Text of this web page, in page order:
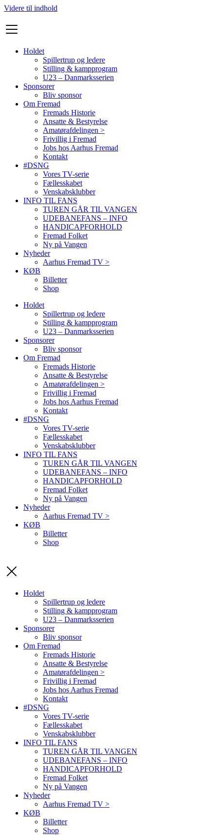
Videre til indhold
Holdet
Spillertrup og ledere
Stilling & kampprogram
U23 – Danmarksserien
Sponsorer
Bliv sponsor
Om Fremad
Fremads Historie
Ansatte & Bestyrelse
Amatørafdelingen >
Frivillig i Fremad
Jobs hos Aarhus Fremad
Kontakt
#DSNG
Vores TV-serie
Fællesskabet
Venskabsklubber
INFO TIL FANS
TUREN GÅR TIL VANGEN
UDEBANEFANS – INFO
HANDICAPFORHOLD
Fremad Folket
Ny på Vangen
Nyheder
Aarhus Fremad TV >
KØB
Billetter
Shop
Holdet
Spillertrup og ledere
Stilling & kampprogram
U23 – Danmarksserien
Sponsorer
Bliv sponsor
Om Fremad
Fremads Historie
Ansatte & Bestyrelse
Amatørafdelingen >
Frivillig i Fremad
Jobs hos Aarhus Fremad
Kontakt
#DSNG
Vores TV-serie
Fællesskabet
Venskabsklubber
INFO TIL FANS
TUREN GÅR TIL VANGEN
UDEBANEFANS – INFO
HANDICAPFORHOLD
Fremad Folket
Ny på Vangen
Nyheder
Aarhus Fremad TV >
KØB
Billetter
Shop
Holdet
Spillertrup og ledere
Stilling & kampprogram
U23 – Danmarksserien
Sponsorer
Bliv sponsor
Om Fremad
Fremads Historie
Ansatte & Bestyrelse
Amatørafdelingen >
Frivillig i Fremad
Jobs hos Aarhus Fremad
Kontakt
#DSNG
Vores TV-serie
Fællesskabet
Venskabsklubber
INFO TIL FANS
TUREN GÅR TIL VANGEN
UDEBANEFANS – INFO
HANDICAPFORHOLD
Fremad Folket
Ny på Vangen
Nyheder
Aarhus Fremad TV >
KØB
Billetter
Shop